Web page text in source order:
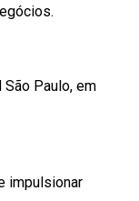
Paulo, em
impulsionar